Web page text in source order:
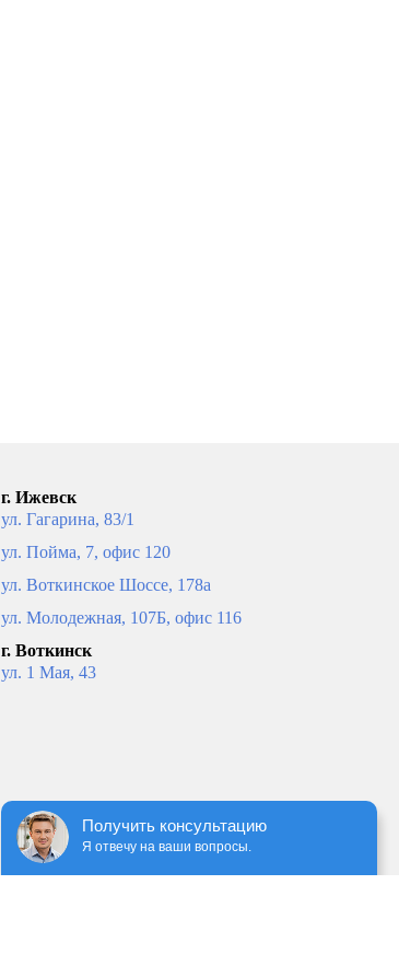
г. Ижевск
ул. Гагарина, 83/1
ул. Пойма, 7, офис 120
ул. Воткинское Шоссе, 178а
ул. Молодежная, 107Б, офис 116
г. Воткинск
ул. 1 Мая, 43
Получить консультацию
Я отвечу на ваши вопросы.